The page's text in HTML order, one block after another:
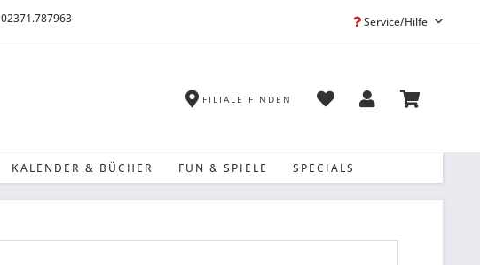
02371.787963 Service/Hilfe
FILIALE FINDEN
KALENDER & BÜCHER FUN & SPIELE SPECIALS